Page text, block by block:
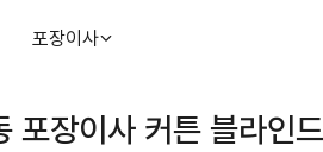
포장이사
포장이사 커튼 블라인